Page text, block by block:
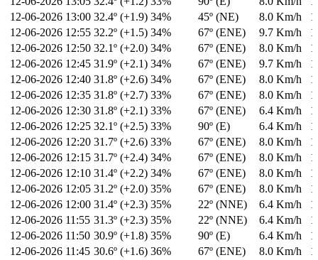
12-06-2026 13:00 32.4º (+1.9) 34% 45º (NE) 8.0 Km/h
12-06-2026 12:55 32.2º (+1.5) 34% 67º (ENE) 9.7 Km/h
12-06-2026 12:50 32.1º (+2.0) 34% 67º (ENE) 8.0 Km/h
12-06-2026 12:45 31.9º (+2.1) 34% 67º (ENE) 9.7 Km/h
12-06-2026 12:40 31.8º (+2.6) 34% 67º (ENE) 8.0 Km/h
12-06-2026 12:35 31.8º (+2.7) 33% 67º (ENE) 8.0 Km/h
12-06-2026 12:30 31.8º (+2.1) 33% 67º (ENE) 6.4 Km/h
12-06-2026 12:25 32.1º (+2.5) 33% 90º (E) 6.4 Km/h
12-06-2026 12:20 31.7º (+2.6) 33% 67º (ENE) 8.0 Km/h
12-06-2026 12:15 31.7º (+2.4) 34% 67º (ENE) 8.0 Km/h
12-06-2026 12:10 31.4º (+2.2) 34% 67º (ENE) 8.0 Km/h
12-06-2026 12:05 31.2º (+2.0) 35% 67º (ENE) 8.0 Km/h
12-06-2026 12:00 31.4º (+2.3) 35% 22º (NNE) 6.4 Km/h
12-06-2026 11:55 31.3º (+2.3) 35% 22º (NNE) 6.4 Km/h
12-06-2026 11:50 30.9º (+1.8) 35% 90º (E) 6.4 Km/h
12-06-2026 11:45 30.6º (+1.6) 36% 67º (ENE) 8.0 Km/h